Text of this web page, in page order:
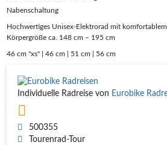
Nabenschaltung
Hochwertiges Unisex-Elektrorad mit
Körpergröße ca. 148 cm – 195 cm
46 cm "xs" | 46 cm | 51 cm | 56 cm
Individuelle Radreise von Eurobike
500355
Tourenrad-Tour